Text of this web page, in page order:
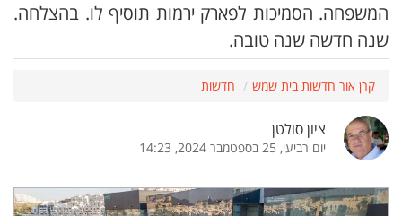
המשפחה. הסמיכות לפארק ירמות תוסיף לו. בהצלחה.
שנה חדשה שנה טובה.
קרן אור חדשות בית שמש חדשות
ציון סולטן
יום רביעי, 25 בספטמבר 2024, 14:23